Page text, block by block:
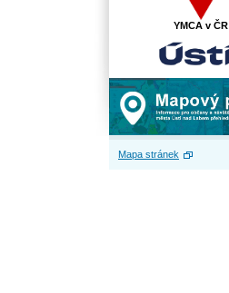
YMCA v ČR
Mapa stránek